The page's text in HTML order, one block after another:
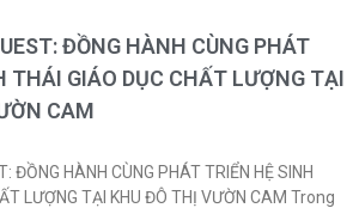
ĐỒNG HÀNH CÙNG PHÁT
THÁI GIÁO DỤC CHẤT LƯỢNG TẠI
CAM
ĐỒNG HÀNH CÙNG PHÁT TRIỂN HỆ SINH
LƯỢNG TẠI KHU ĐÔ THỊ VƯỜN CAM Trong